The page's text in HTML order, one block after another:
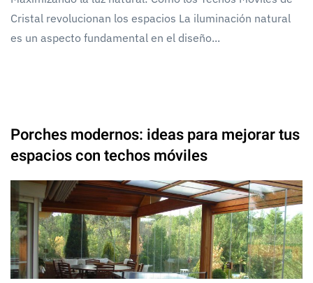
Cristal revolucionan los espacios La iluminación natural
es un aspecto fundamental en el diseño...
Porches modernos: ideas para mejorar tus
espacios con techos móviles